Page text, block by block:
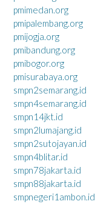
pmimedan.org
pmipalembang.org
pmijogja.org
pmibandung.org
pmibogor.org
pmisurabaya.org
smpn2semarang.id
smpn4semarang.id
smpn14jkt.id
smpn2lumajang.id
smpn2sutojayan.id
smpn4blitar.id
smpn78jakarta.id
smpn88jakarta.id
smpnegeri1ambon.id